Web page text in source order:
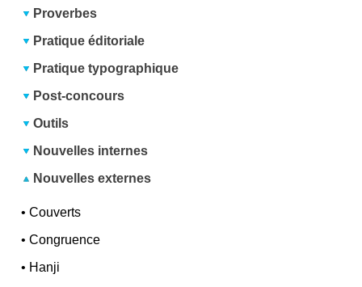
Proverbes
Pratique éditoriale
Pratique typographique
Post-concours
Outils
Nouvelles internes
Nouvelles externes
•Couverts
•Congruence
• Hanji